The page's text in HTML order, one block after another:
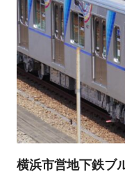
横浜市営地下鉄ブ